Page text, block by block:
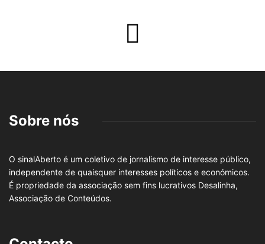
Sobre nós
O sinalAberto é um coletivo de jornalismo de interesse público,
independente de quaisquer interesses políticos e económicos.
É propriedade da associação sem fins lucrativos Desalinha,
Associação de Conteúdos.